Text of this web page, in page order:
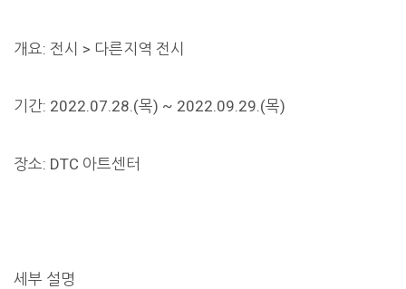
개요: 전시 > 다른지역 전시
기간: 2022.07.28.(목) ~ 2022.09.29.(목)
장소: DTC 아트센터
세부 설명